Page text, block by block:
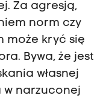
Za agresją,
norm czy
może kryć się
Bywa, że jest
własnej
w narzuconej